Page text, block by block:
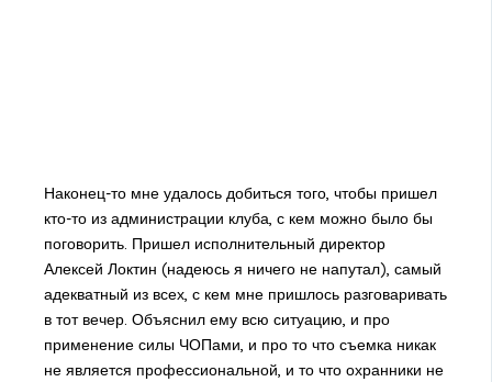
Наконец-то мне удалось добиться того, чтобы пришел
кто-то из администрации клуба, с кем можно было бы
поговорить. Пришел исполнительный директор
Алексей Локтин (надеюсь я ничего не напутал), самый
адекватный из всех, с кем мне пришлось разговаривать
в тот вечер. Объяснил ему всю ситуацию, и про
применение силы ЧОПами, и про то что съемка никак
не является профессиональной, и то что охранники не